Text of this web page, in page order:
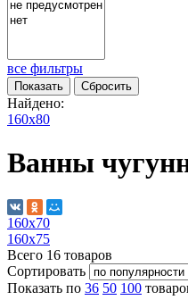
все фильтры
Найдено:
160x80
Ванны
160х70
160х75
Всего 16 товаров
Сортировать
Показать по 36 50 100